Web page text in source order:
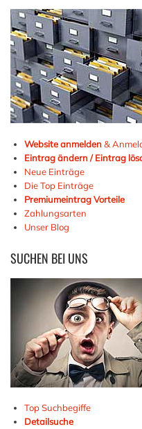
Website anmelden&
Eintrag ändern / Eintrag
Neue Einträge
Die Top Einträge
Premiumeintrag Vorteile
Zahlungsarten
Unser Blog
SUCHEN BEI UNS
Top Suchbegiffe
Detailsuche